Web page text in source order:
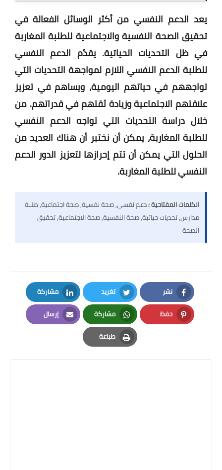
يعد الدعم النفسي من أكثر الوسائل الفعالة في
تحقيق الصحة النفسية والاجتماعية للطلبة المغاربة
في ظل التحديات الحياتية. يقدّم الدعم النفسي
للطلبة الدعم النفسي اللازم لمواجهة التحديات التي
تواجههم في حياتهم اليومية، ويساهم في تعزيز
علاقتهم الاجتماعية وزيادة ثقتهم في قدراتهم. من
خلال دراسة التحديات التي تواجه الدعم النفسي
للطلبة المغاربة، يمكن أن نختبر أن هناك العديد من
الحلول التي يمكن أن تتم إحرازها لتعزيز الدور الدعم
النفسي للطلبة المغاربة.
الكلمات المفتاحية :دعم نفسي, صحة نفسية, صحة اجتماعية, طلبة
مدارس, تحديات حياتية, صحة النفسية, صحة الاجتماعية, تحقيق
الصحة
نشر
Facebook
تغريد
Twitter
مشاركة
LinkedIn
حفظ
Pinterest
مشاركة
Whatsapp
إرسال
Email
طباعة
Print